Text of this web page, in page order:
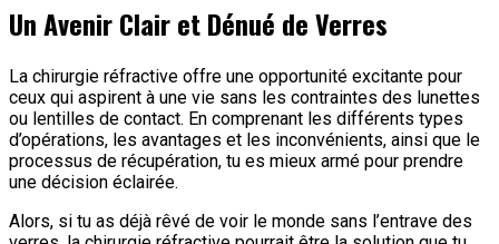
Un Avenir Clair et Dénué de Verres
La chirurgie réfractive offre une opportunité excitante pour
ceux qui aspirent à une vie sans les contraintes des lunettes
ou lentilles de contact. En comprenant les différents types
d’opérations, les avantages et les inconvénients, ainsi que le
processus de récupération, tu es mieux armé pour prendre
une décision éclairée.
Alors, si tu as déjà rêvé de voir le monde sans l’entrave des